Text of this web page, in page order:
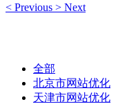
< Previous > Next
全部
北京市网站优化
天津市网站优化